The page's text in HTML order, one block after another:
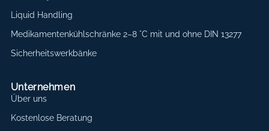
Liquid Handling
Medikamentenkühlschränke 2–8 °C mit und ohne DIN 13277
Sicherheitswerkbänke
Unternehmen
Über uns
Kostenlose Beratung